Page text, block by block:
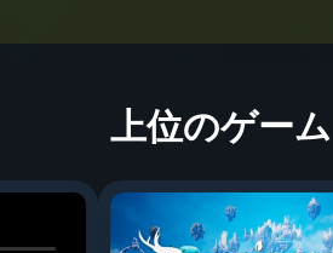
上位のゲーム